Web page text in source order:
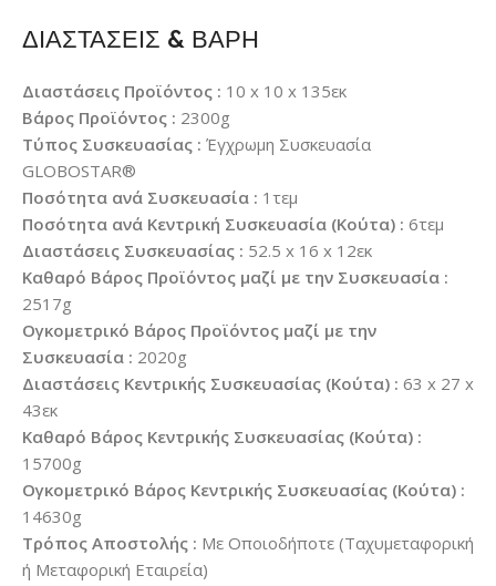
ΔΙΑΣΤΑΣΕΙΣ & ΒΑΡΗ
Διαστάσεις Προϊόντος : 10 x 10 x 135εκ
Βάρος Προϊόντος : 2300g
Τύπος Συσκευασίας : Έγχρωμη Συσκευασία
GLOBOSTAR®
Ποσότητα ανά Συσκευασία : 1τεμ
Ποσότητα ανά Κεντρική Συσκευασία (Κούτα) : 6τεμ
Διαστάσεις Συσκευασίας : 52.5 x 16 x 12εκ
Καθαρό Βάρος Προϊόντος μαζί με την Συσκευασία :
2517g
Ογκομετρικό Βάρος Προϊόντος μαζί με την
Συσκευασία : 2020g
Διαστάσεις Κεντρικής Συσκευασίας (Κούτα) : 63 x 27 x
43εκ
Καθαρό Βάρος Κεντρικής Συσκευασίας (Κούτα) :
15700g
Ογκομετρικό Βάρος Κεντρικής Συσκευασίας (Κούτα) :
14630g
Τρόπος Αποστολής : Με Οποιοδήποτε (Ταχυμεταφορική
ή Μεταφορική Εταιρεία)